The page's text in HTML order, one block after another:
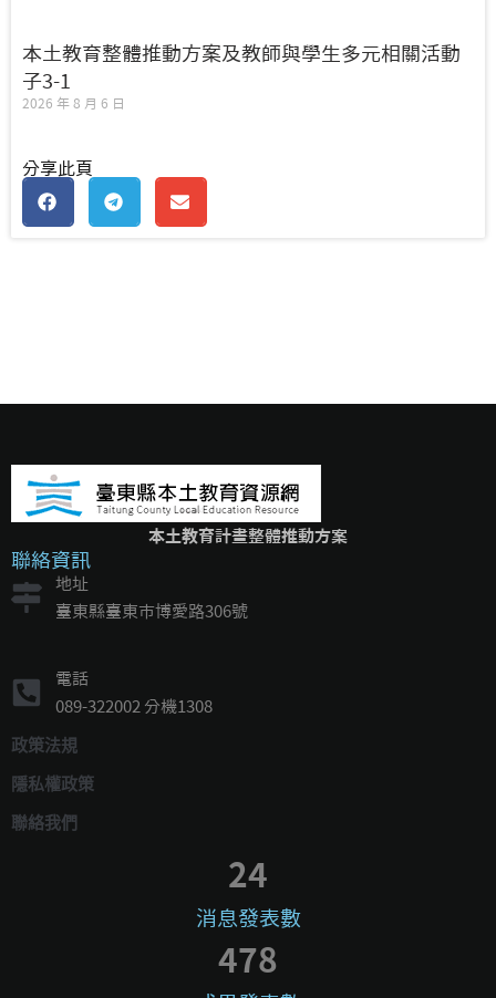
本土教育整體推動方案及教師與學生多元相關活動
子3-1
2026 年 8 月 6 日
分享此頁
本土教育計畫整體推動方案
聯絡資訊
地址
臺東縣臺東市博愛路306號
電話
089-322002 分機1308
政策法規
隱私權政策
聯絡我們
消息發表數
24
478